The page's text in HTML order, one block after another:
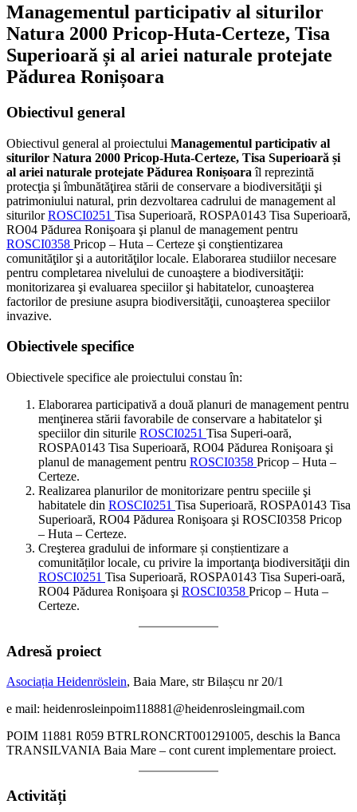
Managementul participativ al siturilor
Natura 2000 Pricop-Huta-Certeze, Tisa
Superioară și al ariei naturale protejate
Pădurea Ronișoara
Obiectivul general
Obiectivul general al proiectului Managementul participativ al
siturilor Natura 2000 Pricop-Huta-Certeze, Tisa Superioară și
al ariei naturale protejate Pădurea Ronișoara îl reprezintă
protecţia şi îmbunătăţirea stării de conservare a biodiversităţii şi
patrimoniului natural, prin dezvoltarea cadrului de management al
siturilorROSCI0251 Tisa Superioară, ROSPA0143 Tisa Superioară,
RO04 Pădurea Ronişoara şi planul de management pentru
ROSCI0358 Pricop – Huta – Certeze şi conştientizarea
comunităţilor şi a autorităţilor locale. Elaborarea studiilor necesare
pentru completarea nivelului de cunoaştere a biodiversităţii:
monitorizarea şi evaluarea speciilor şi habitatelor, cunoaşterea
factorilor de presiune asupra biodiversităţii, cunoaşterea speciilor
invazive.
Obiectivele specifice
Obiectivele specifice ale proiectului constau în:
Elaborarea participativă a două planuri de management pentru
menţinerea stării favorabile de conservare a habitatelor şi
speciilor din siturile ROSCI0251 Tisa Superi-oară,
ROSPA0143 Tisa Superioară, RO04 Pădurea Ronişoara şi
planul de management pentru ROSCI0358 Pricop – Huta –
Certeze.
Realizarea planurilor de monitorizare pentru speciile şi
habitatele din ROSCI0251 Tisa Superioară, ROSPA0143 Tisa
Superioară, RO04 Pădurea Ronişoara şi ROSCI0358 Pricop
– Huta – Certeze.
Creşterea gradului de informare și conștientizare a
comunităților locale, cu privire la importanţa biodiversităţii din
ROSCI0251 Tisa Superioară, ROSPA0143 Tisa Superi-oară,
RO04 Pădurea Ronişoara şi ROSCI0358 Pricop – Huta –
Certeze.
Adresă proiect
Asociația Heidenröslein, Baia Mare, str Bilașcu nr 20/1
e mail: heidenrosleinpoim118881@heidenrosleingmail.com
POIM 11881 R059 BTRLRONCRT001291005, deschis la Banca
TRANSILVANIA Baia Mare – cont curent implementare proiect.
Activități